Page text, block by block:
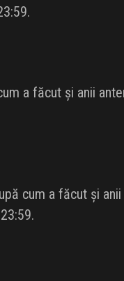
a făcut și anii
cum a făcut și